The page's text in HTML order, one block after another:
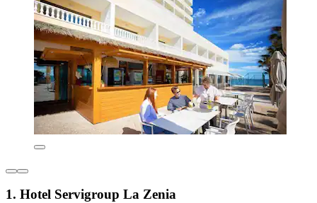
1. Hotel Servigroup La Zenia